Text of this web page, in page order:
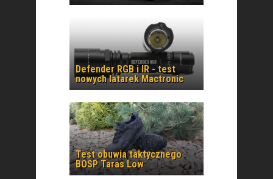
Defender RGB i IR - test
nowych latarek Mactronic
Test obuwia taktycznego
BOSP Taras Low